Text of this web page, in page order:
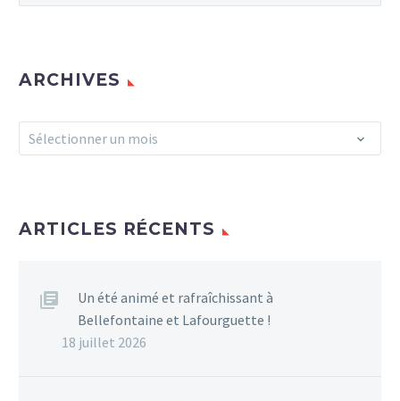
ARCHIVES
Archives
Sélectionner un mois
ARTICLES RÉCENTS
Un été animé et rafraîchissant à
Bellefontaine et Lafourguette !
18 juillet 2026